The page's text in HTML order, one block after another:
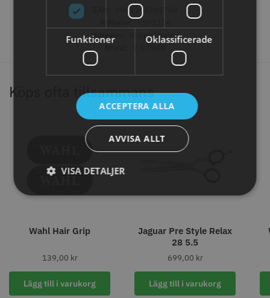
4981104365768
Kategori:
Klippkammar
Köps ofta tillsammans
Wahl Hair Grip
139,00 kr
Lägg till i varukorg
Jaguar Pre Style Relax
28 5.5
699,00 kr
Lägg till i varukorg
Köp
WAHL - Super Close
699.00 kr
Info
mm grå/antracit - 12 st
Info
ml
119.00 kr
Info
Funktioner Oklassificerade
ACCEPTERA ALLA
AVVISA ALLT
VISA DETALJER